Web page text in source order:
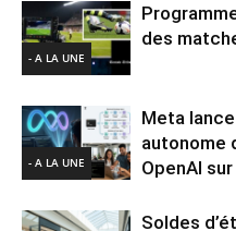
- A LA UNE
des
- A LA UNE
Meta lance
autonome
OpenAI
Soldes